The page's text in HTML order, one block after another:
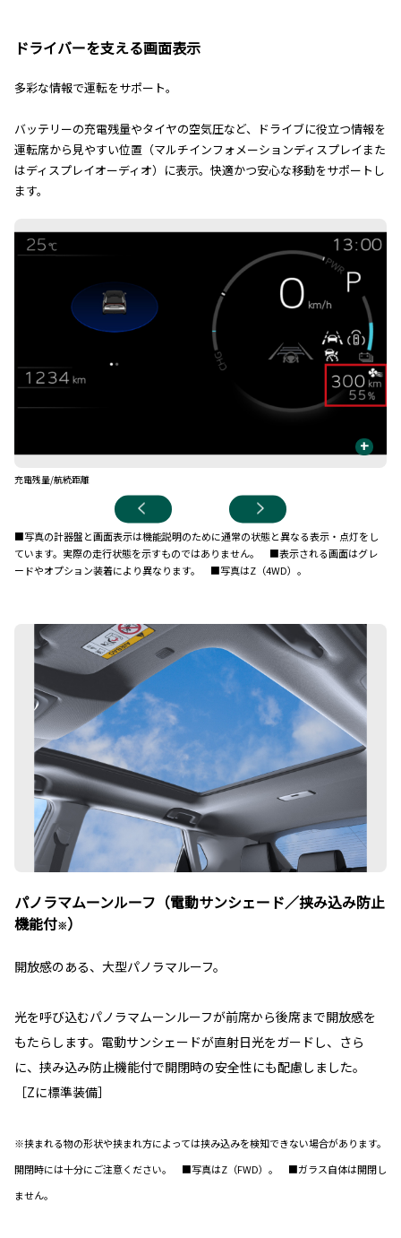
ドライバーを支える画面表示
多彩な情報で運転をサポート。
バッテリーの充電残量やタイヤの空気圧など、ドライブに役立つ情報を
運転席から見やすい位置（マルチインフォメーションディスプレイまた
はディスプレイオーディオ）に表示。快適かつ安心な移動をサポートし
ます。
+
充電残量/航続距離
■写真の計器盤と画面表示は機能説明のために通常の状態と異なる表示・点灯をし
ています。実際の走行状態を示すものではありません。 ■表示される画面はグレ
ードやオプション装着により異なります。 ■写真はZ（4WD）。
パノラマムーンルーフ（電動サンシェード／挟み込み防止
機能付※）
開放感のある、大型パノラマルーフ。
光を呼び込むパノラマムーンルーフが前席から後席まで開放感を
もたらします。電動サンシェードが直射日光をガードし、さら
に、挟み込み防止機能付で開閉時の安全性にも配慮しました。
［Zに標準装備］
※挟まれる物の形状や挟まれ方によっては挟み込みを検知できない場合があります。
開閉時には十分にご注意ください。 ■写真はZ（FWD）。 ■ガラス自体は開閉し
ません。